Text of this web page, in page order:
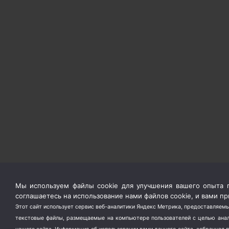
Мы используем файлы cookie для улучшения вашего опыта
соглашаетесь на использование нами файлов cookie, и вами
Этот сайт использует сервис веб-аналитики Яндекс Метрика,
текстовые файлы, размещаемые на компьютере пользователей с целью